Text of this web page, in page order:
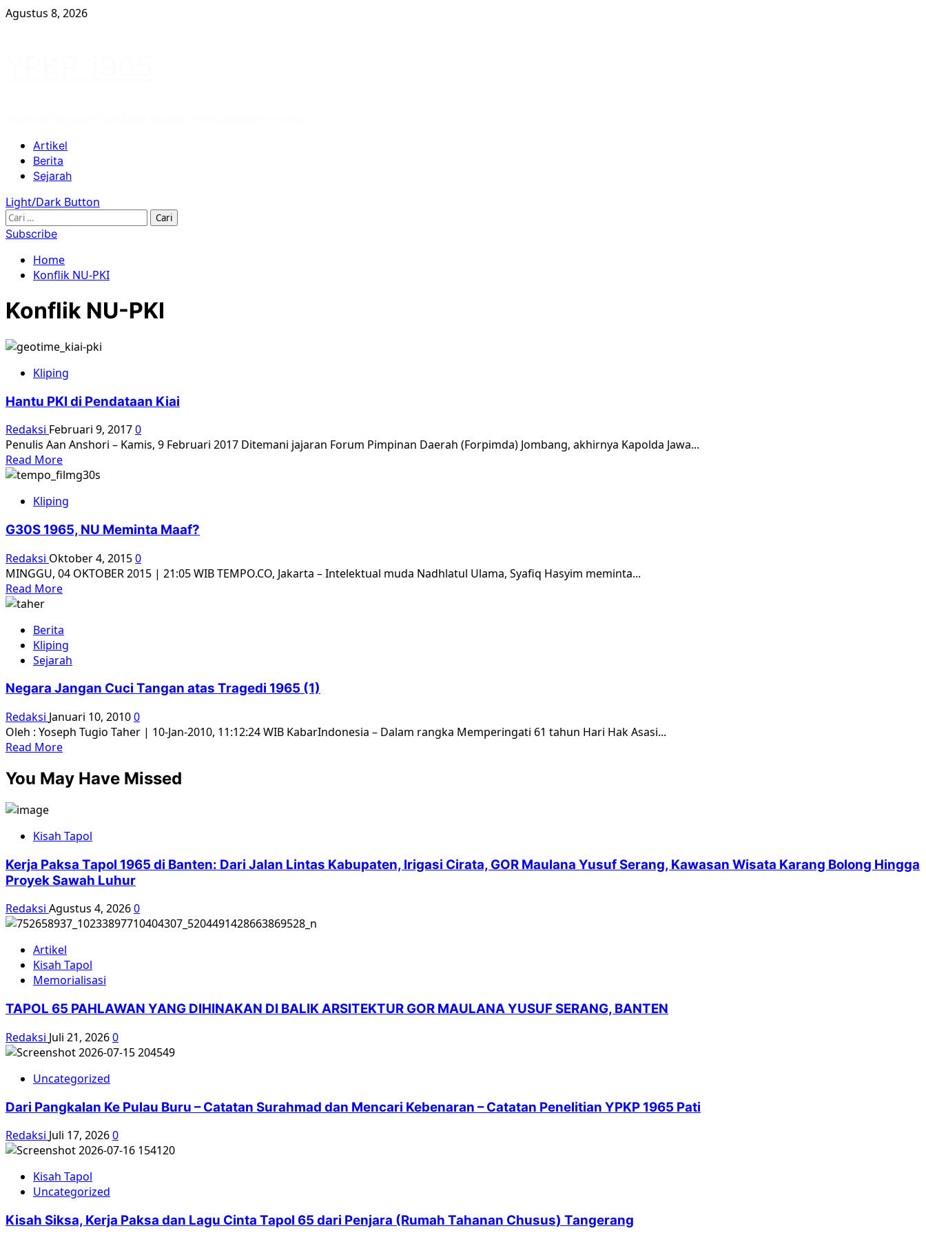
Skip
Agustus 8, 2026
Primary
Menu
Artikel
Berita
Sejarah
Light/Dark Button
Cari
untuk:
Subscribe
Home
Konflik NU-PKI
Konflik NU-PKI
Kliping
Hantu PKI di Pendataan Kiai
Redaksi Februari 9, 20170
Penulis Aan Anshori – Kamis, 9 Februari 2017 Ditemani jajaran Forum Pimpinan Daerah (Forpimda) Jombang, akhirnya Kapolda Jawa...
Read MoreRead
more
Hantu
di
Kiai
Kliping
G30S 1965, NU Meminta Maaf?
Redaksi Oktober 4, 20150
MINGGU, 04 OKTOBER 2015 | 21:05 WIB TEMPO.CO, Jakarta – Intelektual muda Nadhlatul Ulama, Syafiq Hasyim meminta...
Read MoreRead
G30S
1965,
NU
Maaf?
Berita
Kliping
Sejarah
Negara Jangan Cuci Tangan atas Tragedi 1965 (1)
Redaksi Januari 10, 20100
Oleh : Yoseph Tugio Taher | 10-Jan-2010, 11:12:24 WIB KabarIndonesia – Dalam rangka Memperingati 61 tahun Hari Hak Asasi...
Read MoreRead
about
Negara
Tangan
Tragedi
1965
You May Have Missed
Kisah Tapol
Kerja Paksa Tapol 1965 di Banten: Dari Jalan Lintas Kabupaten, Irigasi Cirata, GOR Maulana Yusuf Serang, Kawasan Wisata Karang Bolong Hingga
Proyek Sawah Luhur
Redaksi Agustus 4, 20260
Artikel
Kisah Tapol
Memorialisasi
TAPOL 65 PAHLAWAN YANG DIHINAKAN DI BALIK ARSITEKTUR GOR MAULANA YUSUF SERANG, BANTEN
Redaksi Juli 21, 20260
Uncategorized
Dari Pangkalan Ke Pulau Buru – Catatan Surahmad dan Mencari Kebenaran – Catatan Penelitian YPKP 1965 Pati
Redaksi Juli 17, 20260
Kisah Tapol
Uncategorized
Kisah Siksa, Kerja Paksa dan Lagu Cinta Tapol 65 dari Penjara (Rumah Tahanan Chusus) Tangerang